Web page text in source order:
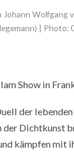
Johann Wolfgang
| Photo:
Show in
der
der Dichtkunst
kämpfen mit